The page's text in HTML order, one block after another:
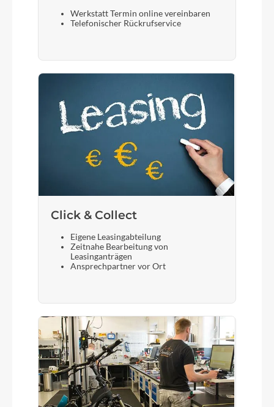
Werkstatt Termin online vereinbaren
Telefonischer Rückrufservice
Click & Collect
Eigene Leasingabteilung
Zeitnahe Bearbeitung von
Leasinganträgen
Ansprechpartner vor Ort